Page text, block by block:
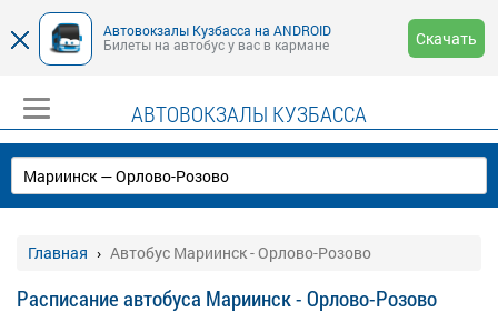
Автовокзалы Кузбасса на ANDROID
Билеты на автобус у вас в кармане
Скачать
АВТОВОКЗАЛЫ КУЗБАССА
Главная Автобус Мариинск - Орлово-Розово
Расписание автобуса Мариинск - Орлово-Розово